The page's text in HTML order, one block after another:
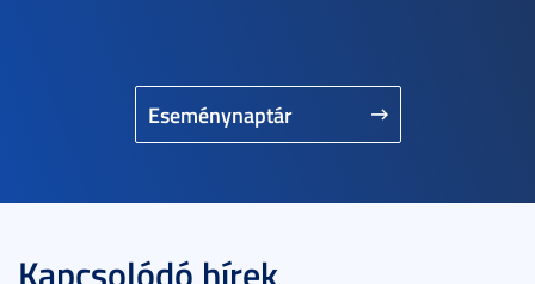
Eseménynaptár
Kapcsolódó hírek